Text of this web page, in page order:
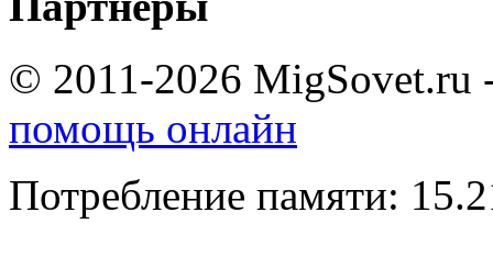
© 2011-2026 MigSovet.ru
помощь онлайн
Потребление памяти: